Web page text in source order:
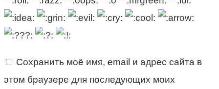
Сохранить моё имя, email и адрес сайта в
этом браузере для последующих моих